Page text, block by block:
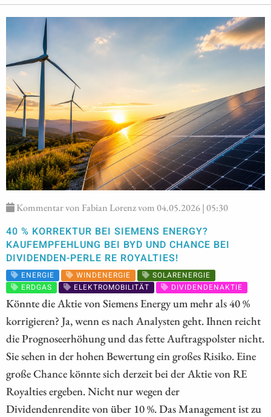
Kommentar von Fabian Lorenz vom 04.05.2026 | 05:30
40 % KORREKTUR BEI SIEMENS ENERGY?
KAUFEMPFEHLUNG BEI BYD UND CHANCE BEI
DIVIDENDEN-PERLE RE ROYALTIES!
ENERGIE WINDENERGIE
SOLARENERGIE
ERDGAS
ELEKTROMOBILITÄT DIVIDENDENAKTIE
Könnte die Aktie von Siemens Energy um mehr als 40 %
korrigieren? Ja, wenn es nach Analysten geht. Ihnen reicht
die Prognoseerhöhung und das fette Auftragspolster nicht.
Sie sehen in der hohen Bewertung ein großes Risiko. Eine
große Chance könnte sich derzeit bei der Aktie von RE
Royalties ergeben. Nicht nur wegen der
Dividendenrendite von über 10 %. Das Management ist zu